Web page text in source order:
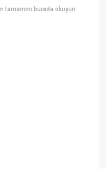
tamamını burada okuyun: